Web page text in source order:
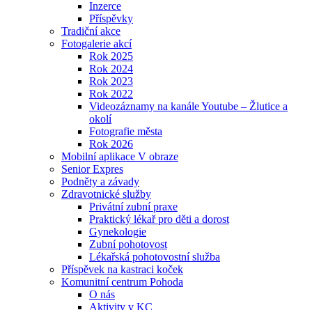
Inzerce
Příspěvky
Tradiční akce
Fotogalerie akcí
Rok 2025
Rok 2024
Rok 2023
Rok 2022
Videozáznamy na kanále Youtube – Žlutice a
okolí
Fotografie města
Rok 2026
Mobilní aplikace V obraze
Senior Expres
Podněty a závady
Zdravotnické služby
Privátní zubní praxe
Praktický lékař pro děti a dorost
Gynekologie
Zubní pohotovost
Lékařská pohotovostní služba
Příspěvek na kastraci koček
Komunitní centrum Pohoda
O nás
Aktivity v KC